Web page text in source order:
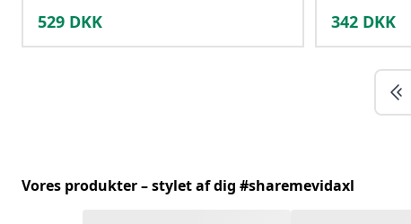
529 DKK 342 DKK
Vores produkter – stylet af dig #sharemevidaxl